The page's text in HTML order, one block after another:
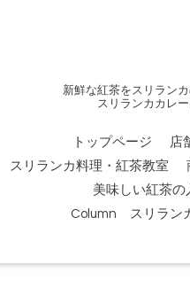
新鮮な紅茶をスリラン
スリランカカレ
トップページ 店
スリランカ料理・紅茶教室
美味しい紅茶の
Column スリラン